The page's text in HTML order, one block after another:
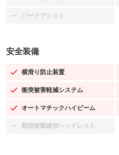
パークアシスト
：装備なし
安全装備
横滑り防止装置
：装備あり
衝突被害軽減システム
：装備あり
オートマチックハイビーム
：装備あり
頸部衝撃緩和ヘッドレスト
：装備なし